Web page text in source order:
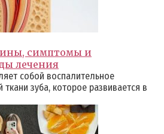
симптомы и
лечения
собой воспалительное
зуба, которое развивается в